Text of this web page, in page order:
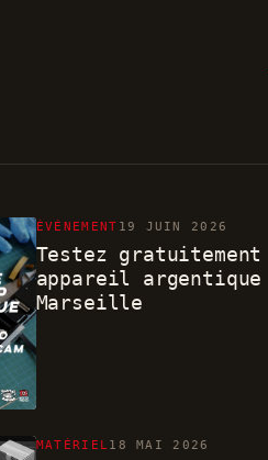
ÉVÉNEMENT 19 JUIN 2026
Testez
appareil argentique
Marseille
MATÉRIEL18 MAI 2026